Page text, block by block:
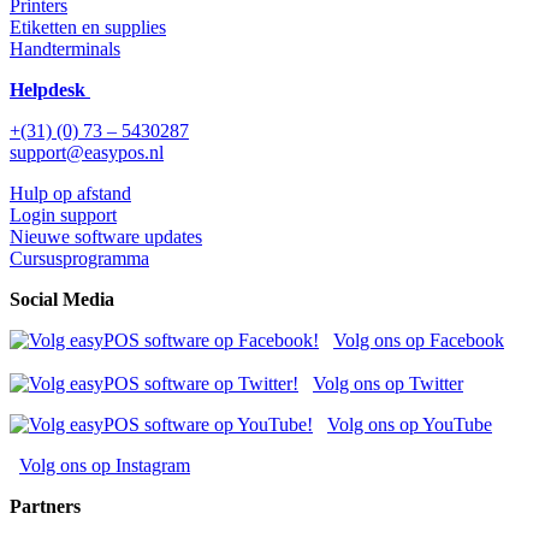
Printers
Etiketten en supplies
Handterminals
Helpdesk
+(31) (0) 73 – 5430287
support@easypos.nl
Hulp op afstand
Login support
Nieuwe software updates
Cursusprogramma
Social Media
Volg ons op Facebook
Volg ons op Twitter
Volg ons op YouTube
Volg ons op Instagram
Partners